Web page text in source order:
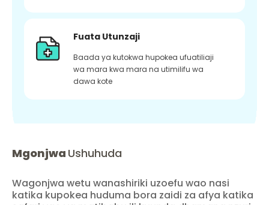
Fuata Utunzaji
Baada ya kutokwa hupokea ufuatiliaji
wa mara kwa mara na utimilifu wa
dawa kote
Mgonjwa Ushuhuda
Wagonjwa wetu wanashiriki uzoefu wao nasi
katika kupokea huduma bora zaidi za afya katika